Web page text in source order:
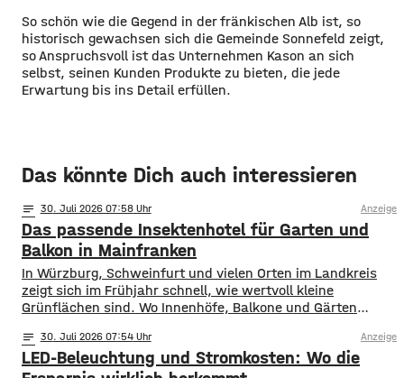
So schön wie die Gegend in der fränkischen Alb ist, so
historisch gewachsen sich die Gemeinde Sonnefeld zeigt,
so Anspruchsvoll ist das Unternehmen Kason an sich
selbst, seinen Kunden Produkte zu bieten, die jede
Erwartung bis ins Detail erfüllen.
Das könnte Dich auch interessieren
notes 30. Juli 2026 07:58 Anzeige
Das passende Insektenhotel für Garten und
Balkon in Mainfranken
In Würzburg, Schweinfurt und vielen Orten im Landkreis
zeigt sich im Frühjahr schnell, wie wertvoll kleine
Grünflächen sind. Wo Innenhöfe, Balkone und Gärten
viele Insektenarten unter Druck: Versiegelte Flächen, sehr
aufgeräumte Beete und weniger heimische Blühpflanzen
notes 30. Juli 2026 07:54 Anzeige
LED-Beleuchtung und Stromkosten: Wo die